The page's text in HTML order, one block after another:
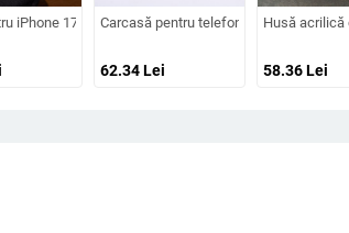
la șocuri, protecție pentru obiectiv, prindere
iPhone 17 Pro Max cu film magnetic pentru obiectiv
Carcasă pentru telefon din silicon, cu
62.34Lei
Husă acrilică
58.36Lei